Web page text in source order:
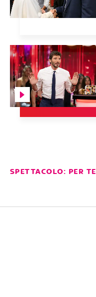
SPETTACOLO: PER TE